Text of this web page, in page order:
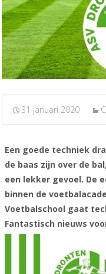
31 januari 2020
Een goede techniek
de baas zijn over de
een lekker gevoel. De
binnen de
Voetbalschool gaat
Fantastisch nieuws